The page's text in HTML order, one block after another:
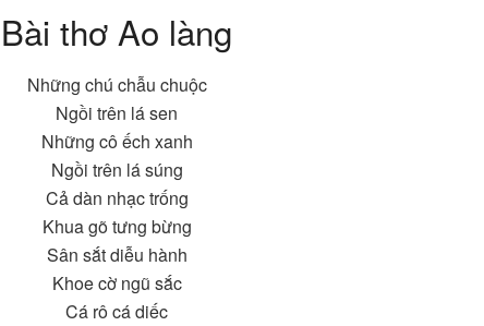
Bài thơ Ao làng
Những chú chẫu chuộc
Ngồi trên lá sen
Những cô ếch xanh
Ngồi trên lá súng
Cả dàn nhạc trống
Khua gõ tưng bừng
Sân sắt diễu hành
Khoe cờ ngũ sắc
Cá rô cá diếc